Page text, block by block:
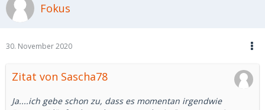
Fokus
30. November 2020
Zitat von Sascha78
Ja....ich gebe schon zu, dass es momentan irgendwie